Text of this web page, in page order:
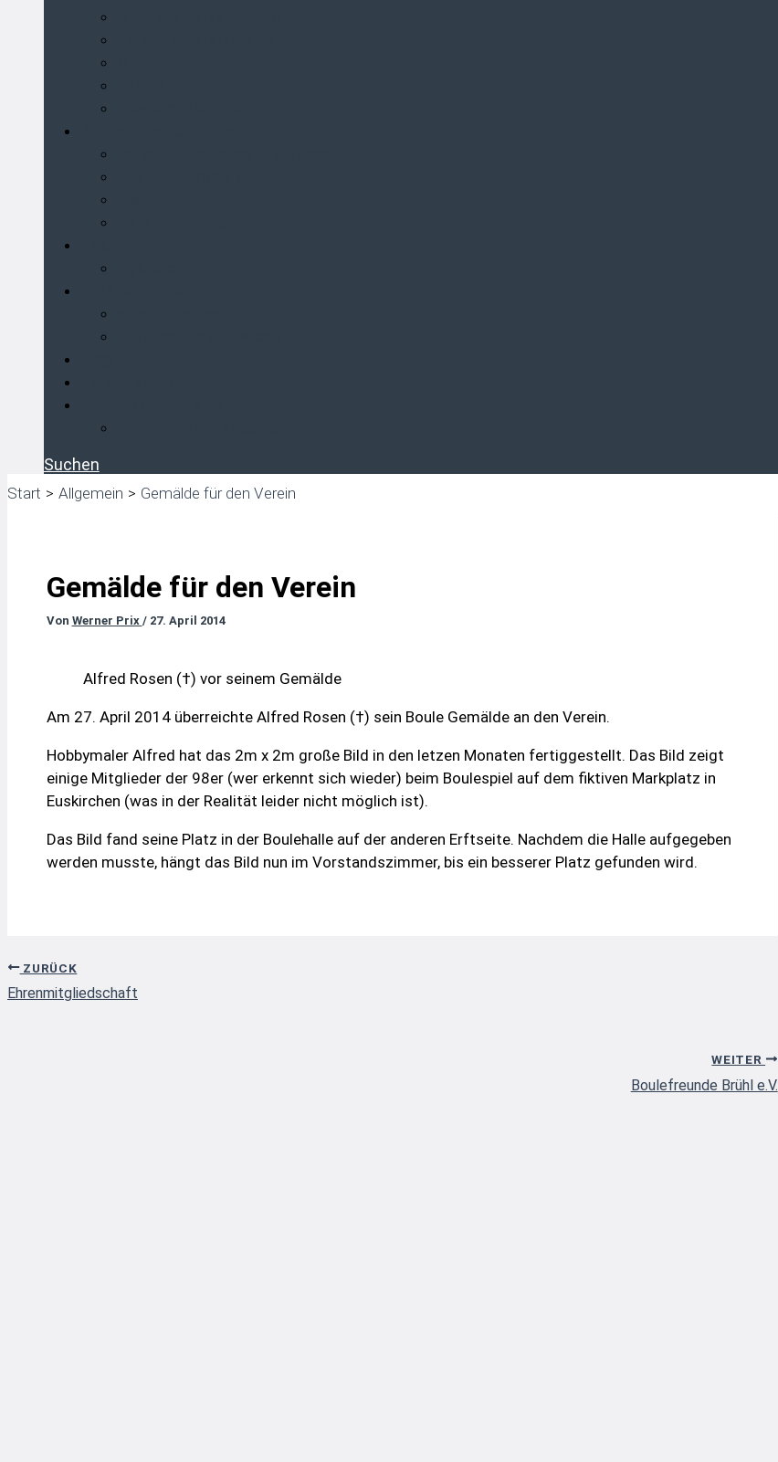
Suchen
Start Allgemein Gemälde für den Verein
Gemälde für den Verein
Von Werner Prix / 27. April 2014
Alfred Rosen (†) vor seinem Gemälde
Am 27. April 2014 überreichte Alfred Rosen (†) sein Boule Gemälde an den Verein.
Hobbymaler Alfred hat das 2m x 2m große Bild in den letzen Monaten fertiggestellt. Das Bild zeigt
einige Mitglieder der 98er (wer erkennt sich wieder) beim Boulespiel auf dem fiktiven Markplatz in
Euskirchen (was in der Realität leider nicht möglich ist).
Das Bild fand seine Platz in der Boulehalle auf der anderen Erftseite. Nachdem die Halle aufgegeben
werden musste, hängt das Bild nun im Vorstandszimmer, bis ein besserer Platz gefunden wird.
ZURÜCK
Ehrenmitgliedschaft
WEITER
Boulefreunde Brühl e.V.